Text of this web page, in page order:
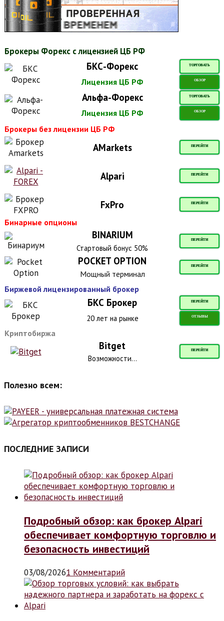
Брокеры Форекс с лицензией ЦБ РФ
БКС-Форекс ТОРГОВАТЬ
Лицензия ЦБ РФ ОБЗОР
Альфа-Форекс ТОРГОВАТЬ
Лицензия ЦБ РФ ОБЗОР
Брокеры без лицензии ЦБ РФ
AMarkets ПЕРЕЙТИ
Alpari ПЕРЕЙТИ
FxPro ПЕРЕЙТИ
Бинарные опционы
BINARIUM ПЕРЕЙТИ
Стартовый бонус 50%
POCKET OPTION ПЕРЕЙТИ
Мощный терминал
Биржевой лицензированный брокер
БКС Брокер ПЕРЕЙТИ
20 лет на рынке ОТЗЫВЫ
Криптобиржа
Bitget ПЕРЕЙТИ
Возможности...
Полезно всем:
ПОСЛЕДНИЕ ЗАПИСИ
Подробный обзор: как брокер Alpari
обеспечивает комфортную торговлю и
безопасность инвестиций
03/08/20261 Комментарий